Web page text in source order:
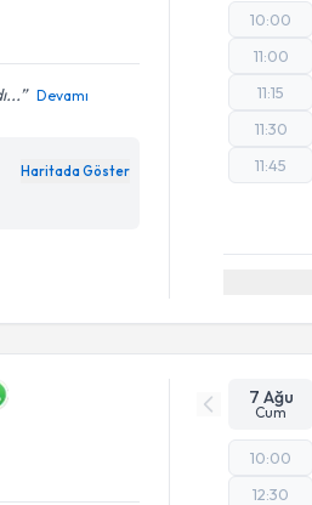
Devamı
Haritada Göster
10:00
11:00
11:15
11:30
11:45
7 Ağu
Cum
10:00
12:30